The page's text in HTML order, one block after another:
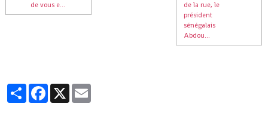
de vous e...
de la rue, le
président
sénégalais
Abdou...
PartagerFacebook
X